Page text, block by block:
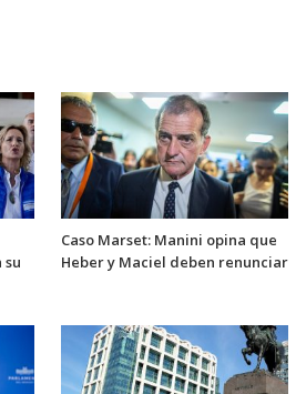
su
Caso Marset: Manini opina que
Heber y Maciel deben renunciar